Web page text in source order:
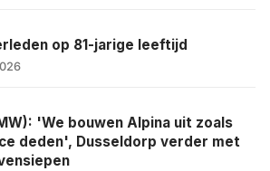
op 81-jarige leeftijd
'We bouwen Alpina uit zoals
deden', Dusseldorp verder met